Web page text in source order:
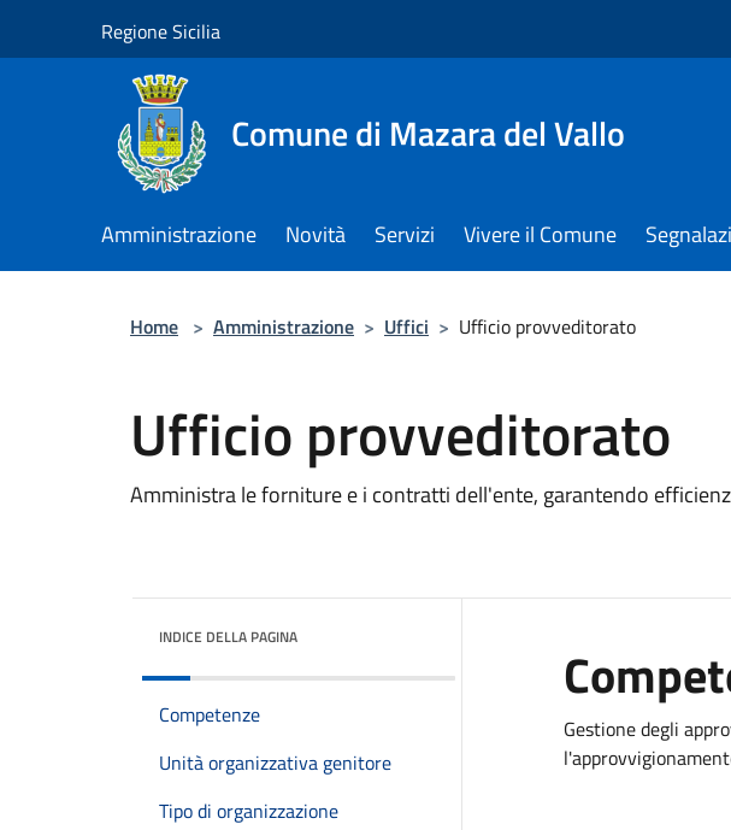
Regione Sicilia
Comune di Mazara del Vallo
Amministrazione Novità Servizi Vivere il Comune
Home > Amministrazione > Uffici > Ufficio provveditorato
Ufficio provveditorato
Amministra le forniture e i contratti dell'ente, garantendo
INDICE DELLA PAGINA
Competenze
Unità organizzativa genitore
Tipo di organizzazione
Gestione degli